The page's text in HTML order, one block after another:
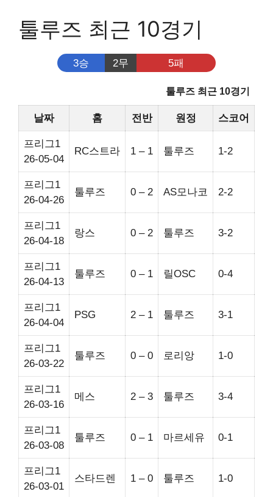
툴루즈 최근 10경기
3승 2무 5패
툴루즈 최근 10경기
날짜 홈 전반 원정 스코어
프리그1
26-05-04
RC스트라 1 – 1 툴루즈 1-2
프리그1
26-04-26
툴루즈 0 – 2 AS모나코 2-2
프리그1
26-04-18
랑스 0 – 2 툴루즈 3-2
프리그1
26-04-13
툴루즈 0 – 1 릴OSC 0-4
프리그1
26-04-04
PSG 2 – 1 툴루즈 3-1
프리그1
26-03-22
툴루즈 0 – 0 로리앙 1-0
프리그1
26-03-16
메스 2 – 3 툴루즈 3-4
프리그1
26-03-08
툴루즈 0 – 1 마르세유 0-1
프리그1
26-03-01
스타드렌 1 – 0 툴루즈 1-0